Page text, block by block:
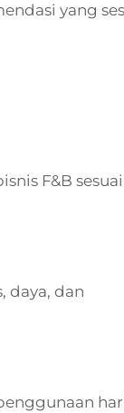
yang
F&B sesuai
daya, dan